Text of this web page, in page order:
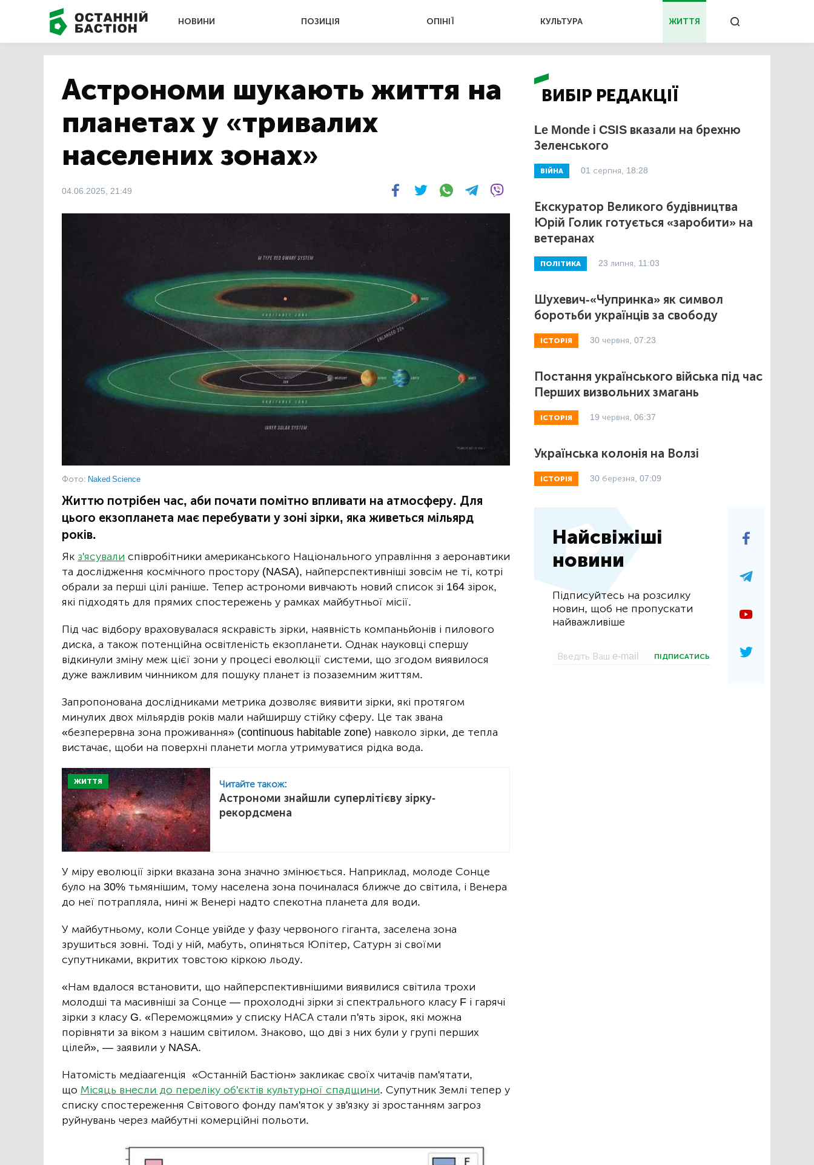
НОВИНИ ПОЗИЦІЯ ОПІНІЇ КУЛЬТУРА ЖИТТЯ
Астрономи шукають життя на
планетах у «тривалих
населених зонах»
04.06.2025, 21:49
Фото: Naked Science
Життю потрібен час, аби почати помітно впливати на атмосферу. Для
цього екзопланета має перебувати у зоні зірки, яка живеться мільярд
років.
Як з'ясували співробітники американського Національного управління з аеронавтики
та дослідження космічного простору (NASA), найперспективніші зовсім не ті, котрі
обрали за перші цілі раніше. Тепер астрономи вивчають новий список зі 164 зірок,
які підходять для прямих спостережень у рамках майбутньої місії.
Під час відбору враховувалася яскравість зірки, наявність компаньйонів і пилового
диска, а також потенційна освітленість екзопланети. Однак науковці спершу
відкинули зміну меж цієї зони у процесі еволюції системи, що згодом виявилося
дуже важливим чинником для пошуку планет із позаземним життям.
Запропонована дослідниками метрика дозволяє виявити зірки, які протягом
минулих двох мільярдів років мали найширшу стійку сферу. Це так звана
«безперервна зона проживання» (continuous habitable zone) навколо зірки, де тепла
вистачає, щоби на поверхні планети могла утримуватися рідка вода.
ЖИТТЯ Читайте також:
Астрономи знайшли суперлітієву зірку-
рекордсмена
У міру еволюції зірки вказана зона значно змінюється. Наприклад, молоде Сонце
було на 30% тьмянішим, тому населена зона починалася ближче до світила, і Венера
до неї потрапляла, нині ж Венері надто спекотна планета для води.
У майбутньому, коли Сонце увійде у фазу червоного гіганта, заселена зона
зрушиться зовні. Тоді у ній, мабуть, опиняться Юпітер, Сатурн зі своїми
супутниками, вкритих товстою кіркою льоду.
«Нам вдалося встановити, що найперспективнішими виявилися світила трохи
молодші та масивніші за Сонце — прохолодні зірки зі спектрального класу F і гарячі
зірки з класу G. «Переможцями» у списку НАСА стали п'ять зірок, які можна
порівняти за віком з нашим світилом. Знаково, що дві з них були у групі перших
цілей», — заявили у NASA.
Натомість медіаагенція «Останній Бастіон» закликає своїх читачів пам'ятати,
що Місяць внесли до переліку об'єктів культурної спадщини. Супутник Землі тепер у
списку спостереження Світового фонду пам'яток у зв'язку зі зростанням загроз
руйнувань через майбутні комерційні польоти.
ВИБІР РЕДАКЦІЇ
Le Monde і CSIS вказали на брехню
Зеленського
ВІЙНА 01 серпня, 18:28
Екскуратор Великого будівництва
Юрій Голик готується «заробити» на
ветеранах
ПОЛІТИКА 23 липня, 11:03
Шухевич-«Чупринка» як символ
боротьби українців за свободу
ІСТОРІЯ 30 червня, 07:23
Постання українського війська під час
Перших визвольних змагань
ІСТОРІЯ 19 червня, 06:37
Українська колонія на Волзі
ІСТОРІЯ 30 березня, 07:09
Найсвіжіші
новини
Підписуйтесь на розсилку
новин, щоб не пропускати
найважливіше
ПІДПИСАТИСЬ